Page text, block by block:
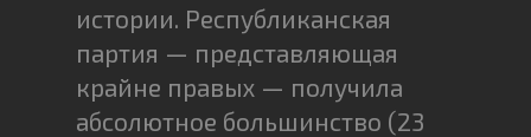
истории. Республиканская
партия — представляющая
крайне правых — получила
абсолютное большинство (23